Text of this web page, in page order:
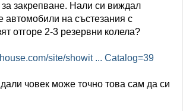
закрепване. Нали си виждал
на състезания с
отгоре 2-3 резервни колела?
site/showit ... Catalog=39
човек може точно това сам да си